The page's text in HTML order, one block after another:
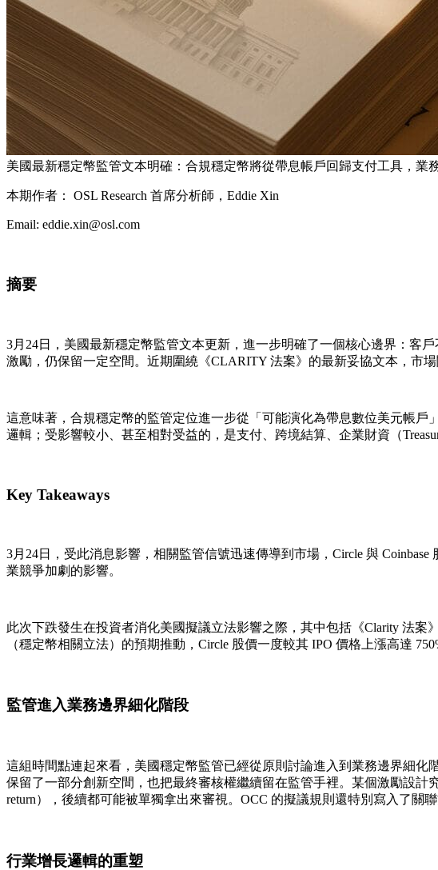
美國最新穩定幣監管文本明確：合規穩定幣將從帶息帳戶回歸支付工具，業
本期作者： OSL Research 首席分析師，Eddie Xin
Email: eddie.xin@osl.com
摘要
3月24日，美國最新穩定幣監管文本更新，進一步明確了一個核心邊界：客
激勵，仍保留一定空間。近期圍繞《CLARITY 法案》的最新妥協文本，市場
這意味著， 合規穩定幣的監管定位進一步從「可能演化為帶息數位美元帳
邏輯；受影響較小、甚至相對受益的，是支付、跨境結算、企業財資（
Key Takeaways
3月24日，受此消息影響，相關監管信號迅速傳導到市場，Circle 與
業競爭加劇的影響。
此次下跌發生在投資者消化美國擬議立法影響之際，其中包括《Clarity 法案
（穩定幣相關立法）的預期推動，Circle 股價一度較其 IPO 價格上漲高達
監管進入業務邊界細化階段
這組時間點連起來看，美國穩定幣監管已經從原則討論進入到業務邊界細
保留了一部分創新空間，也把最終審核權繼續留在監管手裡。某個激勵設計
return），後續都可能被單獨拿出來審視。OCC 的擬議規則還特別寫入了關
行業增長邏輯的重塑